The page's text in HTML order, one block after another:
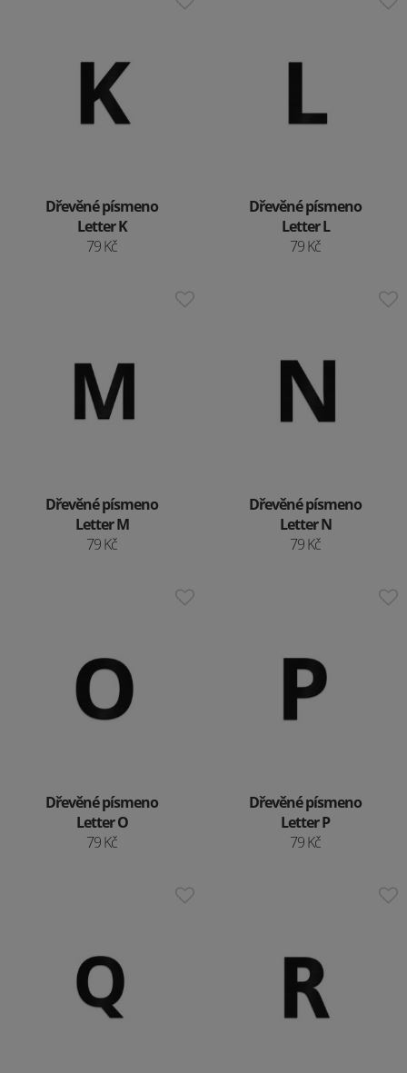
Dřevěné písmeno
Letter K
79 Kč
Dřevěné písmeno
Letter L
79 Kč
Dřevěné písmeno
Letter M
79 Kč
Dřevěné písmeno
Letter N
79 Kč
Dřevěné písmeno
Letter O
79 Kč
Dřevěné písmeno
Letter P
79 Kč